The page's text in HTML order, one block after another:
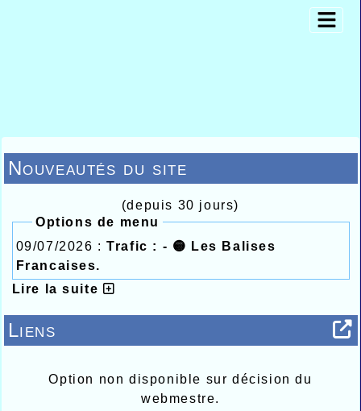
Nouveautés du site
(depuis 30 jours)
Options de menu
09/07/2026 :Trafic : - 🟡 Les Balises
Francaises.
Lire la suite
Liens
Option non disponible sur décision du
webmestre.